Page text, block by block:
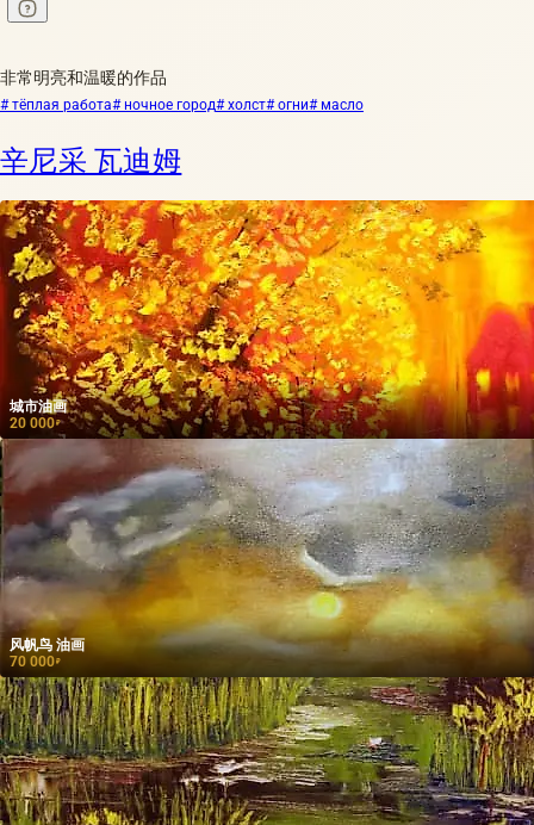
非常明亮和温暖的作品
# тёплая работа# ночное город# холст# огни# масло
辛尼采 瓦迪姆
城市油画
20 000₽
风帆鸟 油画
70 000₽